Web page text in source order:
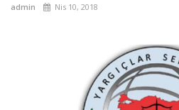
admin Nis 10, 2018